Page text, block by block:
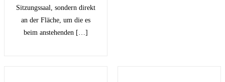
Sitzungssaal, sondern direkt
an der Fläche, um die es
beim anstehenden […]